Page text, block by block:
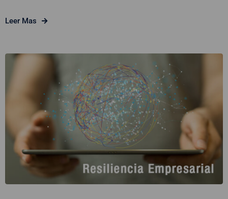
Leer Mas